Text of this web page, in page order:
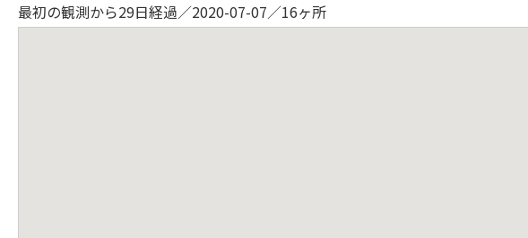
最初の観測から35日経過／2020-07-13／19ヶ所